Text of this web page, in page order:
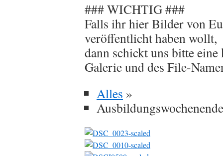
### WICHTIG ###
Falls ihr hier Bilder von
veröffentlicht haben wollt,
dann schickt uns bitte
Galerie und des File-
Alles »